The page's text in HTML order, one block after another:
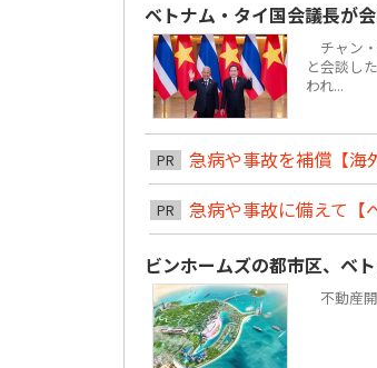
ベトナム・タイ国会議長が
チャン
と会談し
われ...
PR 急病や事故を補償【海
PR 急病や事故に備えて【
ビンホームズの都市区、ベ
不動産